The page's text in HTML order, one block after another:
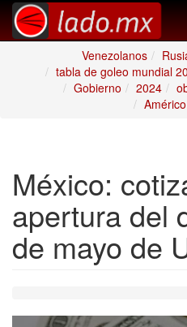
Venezolanos
tabla de goleo mundial
Gobierno
2024
México:
apertura del
de mayo de